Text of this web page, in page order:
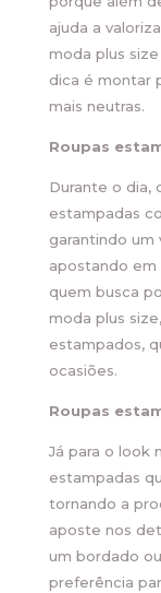
ajuda a
moda plus
dica é montar
mais neutras.
Roupas
Durante o dia,
estampadas
garantindo um
apostando em
quem busca
moda plus
estampados,
ocasiões.
Roupas
Já para o look
estampadas
tornando a
aposte nos
um bordado
preferência